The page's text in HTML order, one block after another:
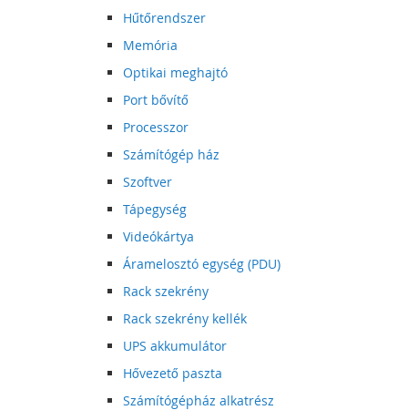
Hűtőrendszer
Memória
Optikai meghajtó
Port bővítő
Processzor
Számítógép ház
Szoftver
Tápegység
Videókártya
Áramelosztó egység (PDU)
Rack szekrény
Rack szekrény kellék
UPS akkumulátor
Hővezető paszta
Számítógépház alkatrész